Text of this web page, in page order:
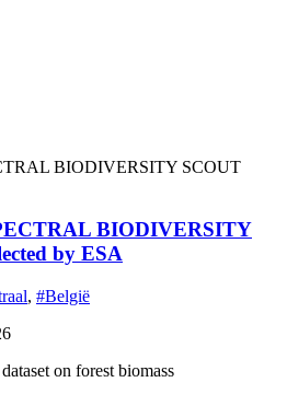
BIODIVERSITY
by ESA
, #België